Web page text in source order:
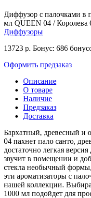
Диффузор с палочками в
мл QUEEN 04 / Королева
Диффузоры
13723 р. Бонус: 686
Оформить предзаказ
Описание
О товаре
Наличие
Предзаказ
Доставка
Бархатный, древесный и
04 пахнет пало санто,
достаточно легкая
звучит в помещении и
стекла необычный
эти ароматизаторы с
нашей коллекции.
1000 мл подойдет для